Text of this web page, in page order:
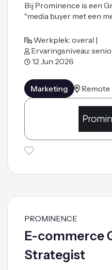
Bij Prominence is een
"media buyer met een
Werkplek: overal |
Ervaringsniveau:
12 Jun 2026
Marketing Remote
PROMINENCE
E-commerce
Strategist